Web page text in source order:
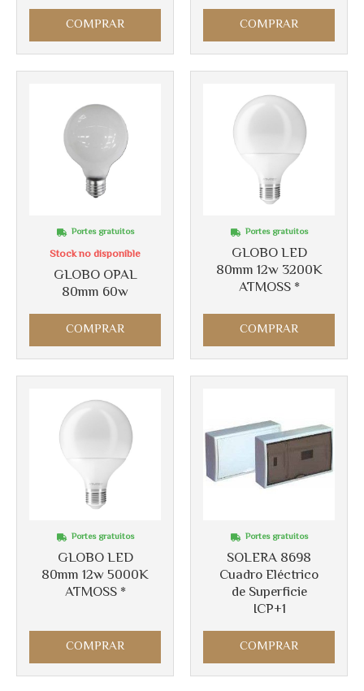
COMPRAR COMPRAR
GLOBO OPAL
80mm 60w
Portes gratuitos
Stock no disponible
COMPRAR
GLOBO LED
80mm 12w 3200K
ATMOSS *
Portes gratuitos
COMPRAR
GLOBO LED
80mm 12w 5000K
ATMOSS *
Portes gratuitos
COMPRAR
SOLERA 8698
Cuadro Eléctrico
de Superficie
ICP+1
Portes gratuitos
COMPRAR